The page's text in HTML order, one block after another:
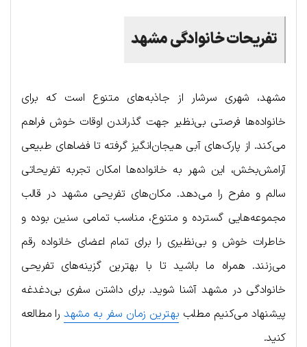
تفریحات خانوادگی مشهد
مشهد، شهری سرشار از جاذبه‌های متنوع است که برای
خانواده‌ها فرصتی بی‌نظیر جهت گذراندن اوقات خوش فراهم
می‌کند. از پارک‌های آبی هیجان‌انگیز گرفته تا فضاهای طبیعی
آرامش‌بخش، این شهر به خانواده‌ها امکان تجربه تفریحاتی
سالم و مفرح را می‌دهد. مکان‌های تفریحی مشهد در قالب
مجموعه‌هایی گسترده و متنوع، مناسب تمامی سنین بوده و
خاطرات خوش و بی‌نظیری را برای تمام اعضای خانواده رقم
می‌زنند. همراه ما باشید تا با بهترین گزینه‌های تفریحی
خانوادگی در مشهد آشنا شوید. برای داشتن سفری بی‌دغدغه
پیشنهاد می‌کنیم مطلب بهترین زمان سفر به مشهدرا مطالعه
کنید.